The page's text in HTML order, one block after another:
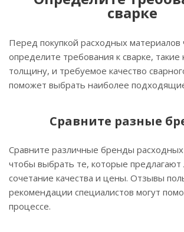
сварке
Перед покупкой расходных материалов
определите требования к сварке, такие
толщину, и требуемое качество
поможет выбрать наиболее
Сравните разные
Сравните различные бренды
чтобы выбрать те, которые
сочетание качества и цены. Отзывы
рекомендации специалистов могут
процессе.